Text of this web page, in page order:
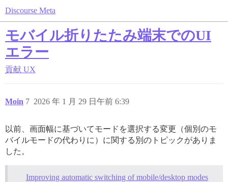
Discourse Meta
モバイル折りたたみ端末でのUI
エラー
貢献 UX
Moin 2026 年 1 月 29 日午前 6:39
7
以前、画面幅に基づいてモードを選択する変更（個別のモ
バイルモードの代わりに）に関する別のトピックがありま
した。
Improving automatic switching of mobile/desktop modes